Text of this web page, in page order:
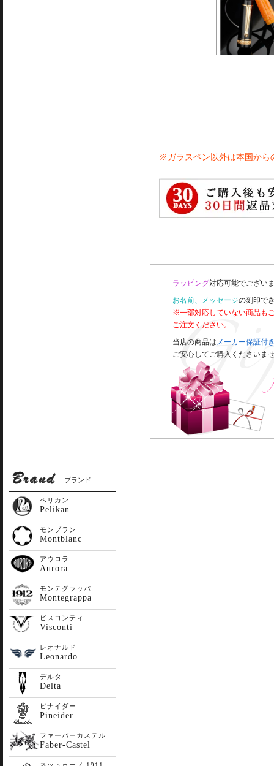
※ガラスペン以外は本国から
ラッピング対応可能でござい
お名前、メッセージの刻印で
※一部対応していない商品も
ご注文ください。
当店の商品は メーカー保証付
ご安心してご購入くださいま
ブランド
ペリカン
Pelikan
モンブラン
Montblanc
アウロラ
Aurora
モンテグラッパ
Montegrappa
ビスコンティ
Visconti
レオナルド
Leonardo
デルタ
Delta
ピナイダー
Pineider
ファーバーカステル
Faber-Castel